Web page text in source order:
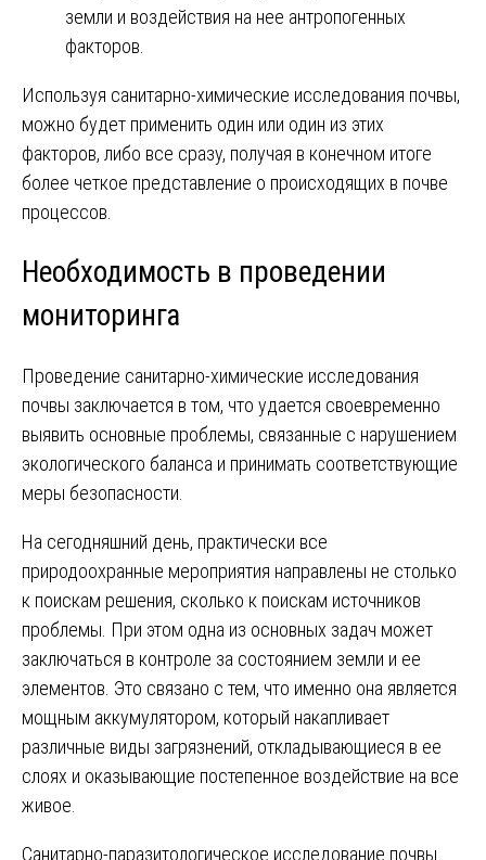
земли и воздействия на нее антропогенных
факторов.
Используя санитарно-химические исследования почвы,
можно будет применить один или один из этих
факторов, либо все сразу, получая в конечном итоге
более четкое представление о происходящих в почве
процессов.
Необходимость в проведении
мониторинга
Проведение санитарно-химические исследования
почвы заключается в том, что удается своевременно
выявить основные проблемы, связанные с нарушением
экологического баланса и принимать соответствующие
меры безопасности.
На сегодняшний день, практически все
природоохранные мероприятия направлены не столько
к поискам решения, сколько к поискам источников
проблемы. При этом одна из основных задач может
заключаться в контроле за состоянием земли и ее
элементов. Это связано с тем, что именно она является
мощным аккумулятором, который накапливает
различные виды загрязнений, откладывающиеся в ее
слоях и оказывающие постепенное воздействие на все
живое.
Санитарно-паразитологическое исследование почвы